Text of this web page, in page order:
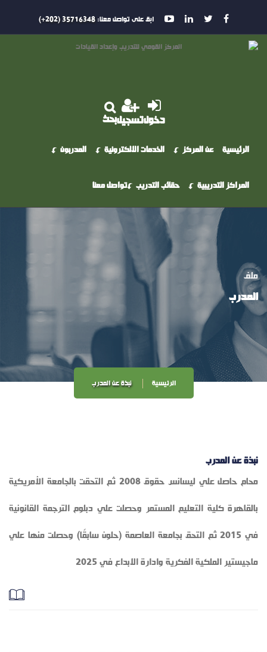
ابق على تواصل معنا:35716348 (202+)
دخولتسجيلبحث
الرئيسية عن المركز الخدمات الالكترونية المدربون
المراكز التدريبية حقائب التدريب تواصل معنا
ملف
المدرب
الرئيسية نبذة عن المدرب
نبذة عن المدرب
محام حاصل علي ليسانس حقوق 2008 ثم التحقت بالجامعة الأمريكية
بالقاهرة كلية التعليم المستمر وحصلت علي دبلوم الترجمة القانونية
في 2015 ثم التحق بجامعة العاصمة (حلون سابقًا) وحصلت منها علي
ماجيستير الملكية الفكرية وادارة الابداع في 2025